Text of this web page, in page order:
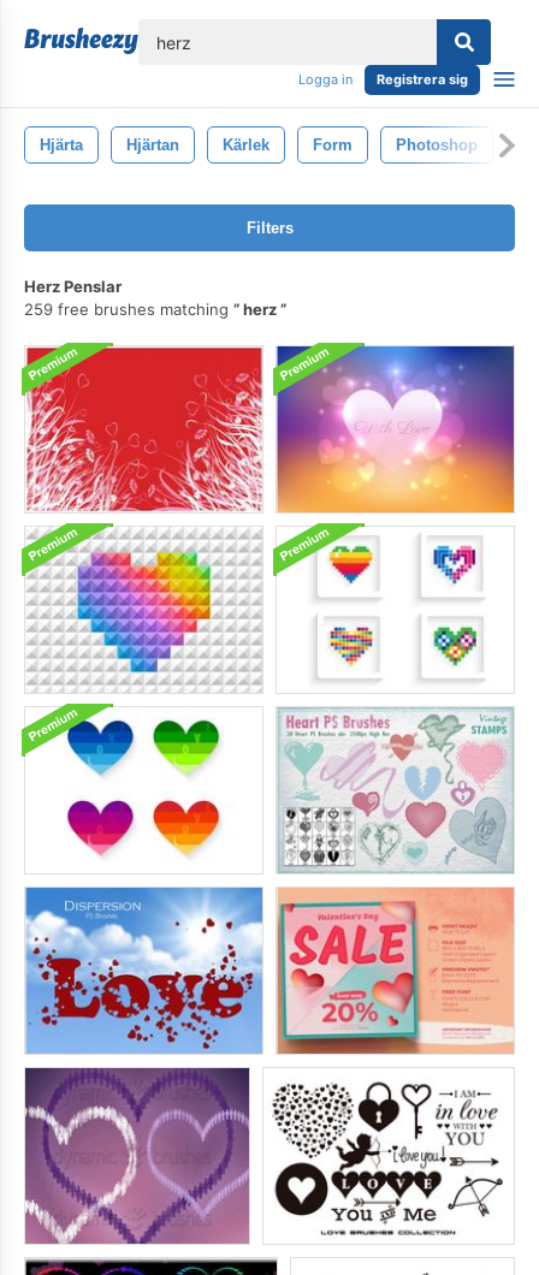
Logga in Registrera sig
Hjärta Hjärtan Kärlek Form Photoshop
Filters
Herz Penslar
259 free brushes matching
herz